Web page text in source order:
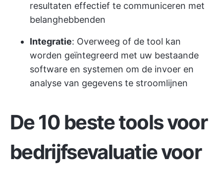
resultaten effectief te communiceren met
belanghebbenden
Integratie: Overweeg of de tool kan
worden geïntegreerd met uw bestaande
software en systemen om de invoer en
analyse van gegevens te stroomlijnen
De 10 beste tools voor
bedrijfsevaluatie voor